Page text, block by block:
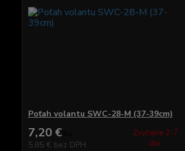
Poťah volantu SWC-28-M (37-39cm)
7,20 €/
5,85 € bez DPH
Zvyčajne 2-7
dni.